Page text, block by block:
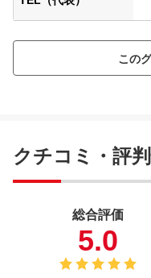
この
クチコミ・評
総合評価
5.0